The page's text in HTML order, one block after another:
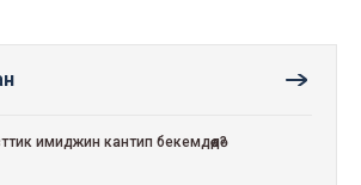
имиджин кантип бекемдөөдө?